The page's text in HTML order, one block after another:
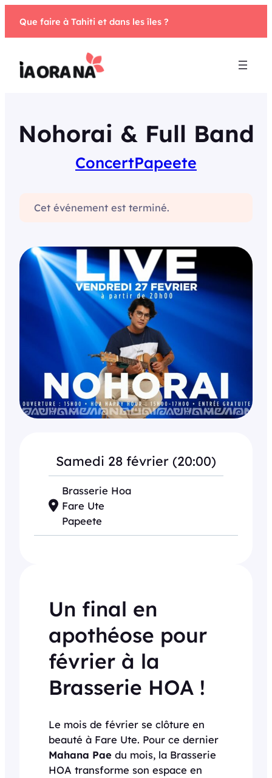
Que faire à Tahiti et dans les îles ?
Nohorai & Full Band
ConcertPapeete
Cet événement est terminé.
Un final en
apothéose pour
février à la
Brasserie HOA !
Le mois de février se clôture en
beauté à Fare Ute. Pour ce dernier
Mahana Pae du mois, la Brasserie
HOA transforme son espace en
Samedi 28 février (20:00)
Brasserie Hoa
Fare Ute
Papeete